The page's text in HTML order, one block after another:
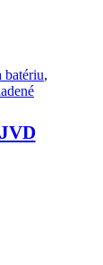
batériu,